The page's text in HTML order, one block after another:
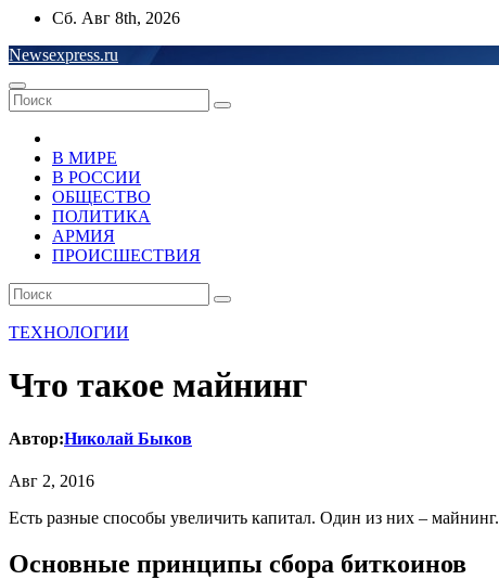
Перейти
содержимому
Сб. Авг 8th, 2026
Newsexpress.ru
В МИРЕ
В РОССИИ
ОБЩЕСТВО
ПОЛИТИКА
АРМИЯ
ПРОИСШЕСТВИЯ
ТЕХНОЛОГИИ
Что такое майнинг
Автор:Николай Быков
Авг 2, 2016
Есть разные способы увеличить капитал. Один из них –
Основные принципы сбора биткоинов